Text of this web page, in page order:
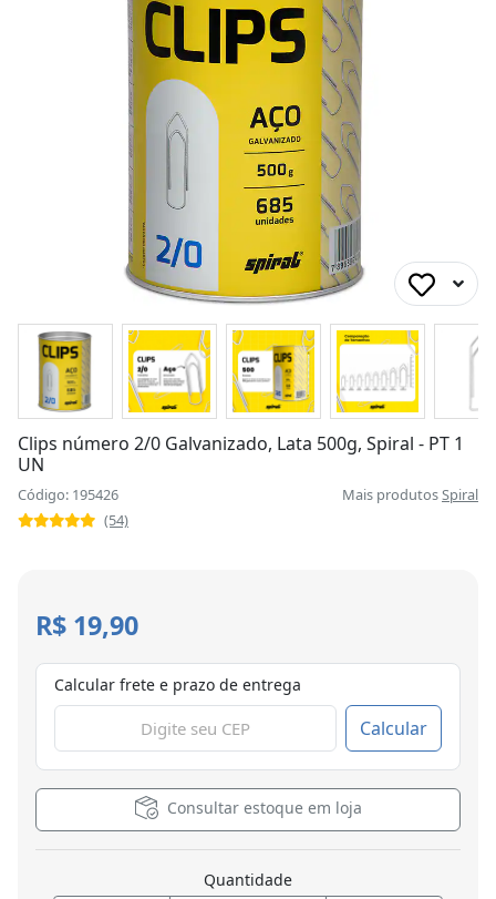
Clips número 2/0 Galvanizado, Lata 500g, Spiral - PT 1
UN
Código: 195426 Mais produtosSpiral
(54)
R$ 19,90
Calcular frete e prazo de entrega
Calcular
Consultar estoque em loja
Quantidade